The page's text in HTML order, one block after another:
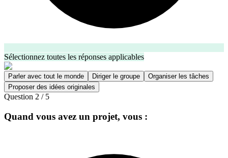
Sélectionnez toutes les réponses applicables
Parler avec tout le monde Diriger le groupe
Organiser les tâches
Proposer des idées originales
Question 2 / 5
Quand vous avez un projet, vous :